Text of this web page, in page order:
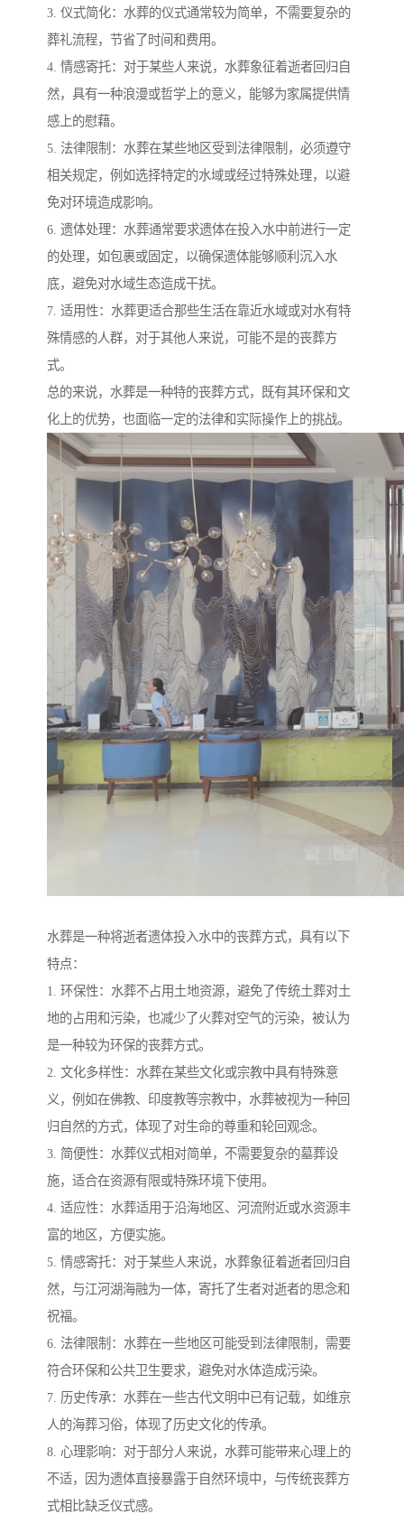
3. 仪式简化：水葬的仪式通常较为简单，不需要复杂的
葬礼流程，节省了时间和费用。
4. 情感寄托：对于某些人来说，水葬象征着逝者回归自
然，具有一种浪漫或哲学上的意义，能够为家属提供情
感上的慰藉。
5. 法律限制：水葬在某些地区受到法律限制，必须遵守
相关规定，例如选择特定的水域或经过特殊处理，以避
免对环境造成影响。
6. 遗体处理：水葬通常要求遗体在投入水中前进行一定
的处理，如包裹或固定，以确保遗体能够顺利沉入水
底，避免对水域生态造成干扰。
7. 适用性：水葬更适合那些生活在靠近水域或对水有特
殊情感的人群，对于其他人来说，可能不是的丧葬方
式。
总的来说，水葬是一种特的丧葬方式，既有其环保和文
化上的优势，也面临一定的法律和实际操作上的挑战。
水葬是一种将逝者遗体投入水中的丧葬方式，具有以下
特点：
1. 环保性：水葬不占用土地资源，避免了传统土葬对土
地的占用和污染，也减少了火葬对空气的污染，被认为
是一种较为环保的丧葬方式。
2. 文化多样性：水葬在某些文化或宗教中具有特殊意
义，例如在佛教、印度教等宗教中，水葬被视为一种回
归自然的方式，体现了对生命的尊重和轮回观念。
3. 简便性：水葬仪式相对简单，不需要复杂的墓葬设
施，适合在资源有限或特殊环境下使用。
4. 适应性：水葬适用于沿海地区、河流附近或水资源丰
富的地区，方便实施。
5. 情感寄托：对于某些人来说，水葬象征着逝者回归自
然，与江河湖海融为一体，寄托了生者对逝者的思念和
祝福。
6. 法律限制：水葬在一些地区可能受到法律限制，需要
符合环保和公共卫生要求，避免对水体造成污染。
7. 历史传承：水葬在一些古代文明中已有记载，如维京
人的海葬习俗，体现了历史文化的传承。
8. 心理影响：对于部分人来说，水葬可能带来心理上的
不适，因为遗体直接暴露于自然环境中，与传统丧葬方
式相比缺乏仪式感。